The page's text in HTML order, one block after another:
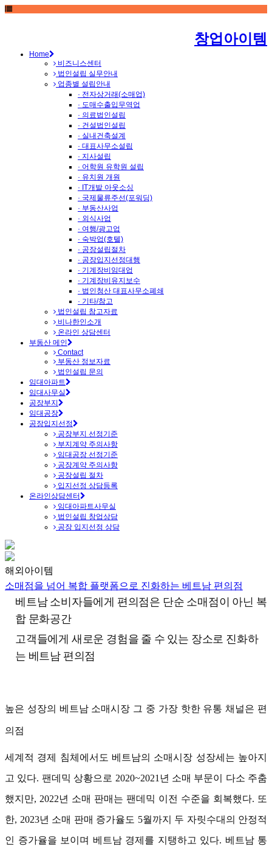
창업아이템
Home
비즈니스센터
법인설립 실무안내
업종별 설립안내
· 전자상거래(소매업)
· 도매수출입무역업
· 의료법인설립
· 건설법인설립
· 실내건축설계
· 대표사무소설립
· 지사설립
· 어학원 유학원 설립
· 유치원 개원
· IT개발 아웃소싱
· 국제물류주선(포워딩)
· 부동산사업
· 외식사업
· 여행/광고업
· 숙박업(호텔)
· 공장설립절차
· 공장입지선정대행
· 기계장비임대업
· 기계장비유지보수
· 법인청산 대표사무소폐쇄
· 기타/참고
법인설립 참고자료
비나한인소개
온라인 상담센터
부동산 메인
Contact
부동산 정보자료
법인설립 문의
임대아파트
임대사무실
공장부지
임대공장
공장입지선정
공장부지 선정기준
부지계약 주의사항
임대공장 선정기준
공장계약 주의사항
공장설립 절차
입지선정 상담등록
온라인상담센터
임대아파트사무실
법인설립 창업상담
공장 입지선정 상담
해외아이템
소매점을 넘어 복합 플랫폼으로 진화하는 베트남 편의점
베트남 소비자들에게 편의점은 단순 소매점이 아닌 복
합 문화공간
고객들에게 새로운 경험을 줄 수 있는 장소로 진화하
는 베트남 편의점
높은 성장의 베트남 소매시장 그 중 가장 핫한 유통 채널은 편
의점
세계적 경제 침체에서도 베트남의 소매시장 성장세는 높아지
고 있다. 팬데믹 상황으로 2020~2021년 소매 부문이 다소 주춤
했지만, 2022년 소매 판매는 팬데믹 이전 수준을 회복했다. 또
한, 2023년 소매 판매 증가율도 5월까지 두 자릿수대의 안정적
인 증가율을 보이며 베트남 경제를 지탱하고 있다. 베트남 통